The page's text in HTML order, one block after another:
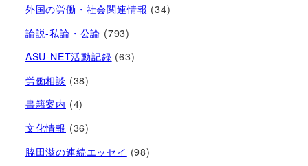
外国の労働・社会関連情報 (34)
論説-私論・公論 (793)
ASU-NET活動記録 (63)
労働相談 (38)
書籍案内 (4)
文化情報 (36)
脇田滋の連続エッセイ (98)